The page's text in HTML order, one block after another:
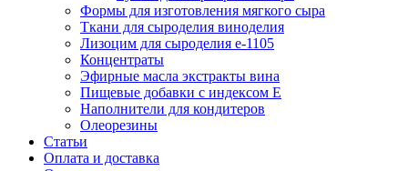
Формы для изготовления мягкого сыра
Ткани для сыроделия виноделия
Лизоцим для сыроделия e-1105
Концентраты
Эфирные масла экстракты вина
Пищевые добавки с индексом Е
Наполнители для кондитеров
Олеорезины
Статьи
Оплата и доставка